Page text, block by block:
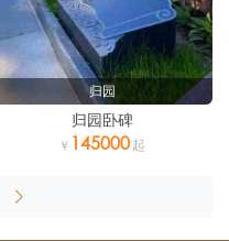
归园
归园卧碑
145000